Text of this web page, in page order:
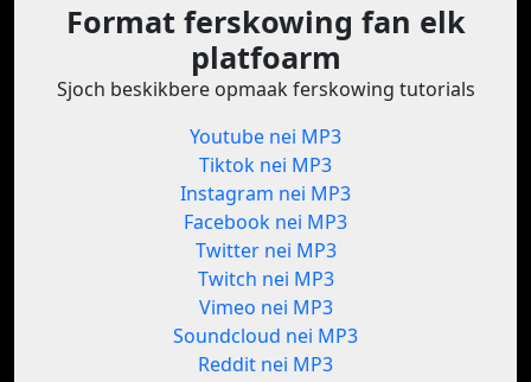
Format ferskowing fan elk
platfoarm
Sjoch beskikbere opmaak ferskowing tutorials
Youtube nei MP3
Tiktok nei MP3
Instagram nei MP3
Facebook nei MP3
Twitter nei MP3
Twitch nei MP3
Vimeo nei MP3
Soundcloud nei MP3
Reddit nei MP3